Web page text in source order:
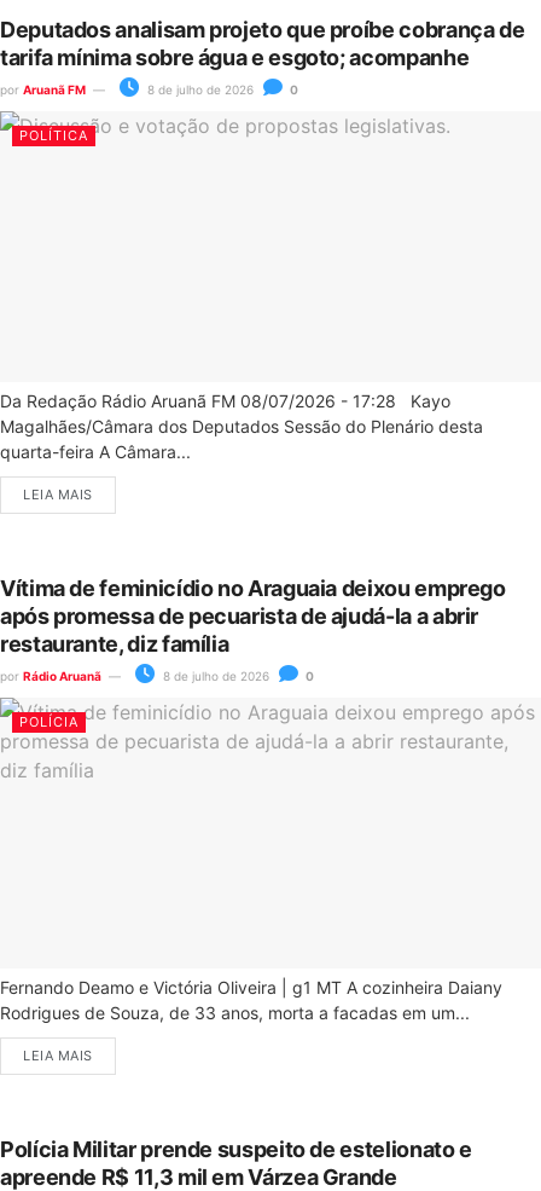
Deputados analisam projeto que proíbe cobrança de
tarifa mínima sobre água e esgoto; acompanhe
por Aruanã FM 8 de julho de 2026 0
POLÍTICA
Da Redação Rádio Aruanã FM 08/07/2026 - 17:28 Kayo
Magalhães/Câmara dos Deputados Sessão do Plenário desta
quarta-feira A Câmara...
LEIA MAIS
Vítima de feminicídio no Araguaia deixou emprego
após promessa de pecuarista de ajudá-la a abrir
restaurante, diz família
por Rádio Aruanã 8 de julho de 2026 0
POLÍCIA
Fernando Deamo e Victória Oliveira | g1 MT A cozinheira Daiany
Rodrigues de Souza, de 33 anos, morta a facadas em um...
LEIA MAIS
Polícia Militar prende suspeito de estelionato e
apreende R$ 11,3 mil em Várzea Grande